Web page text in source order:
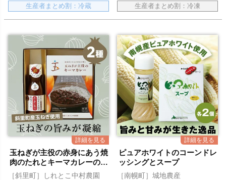
生産者まとめ割：冷蔵 生産者まとめ割：冷凍
玉ねぎが主役の赤身にあう焼
肉のたれとキーマカレーのセ
ット
［斜里町］しれとこ中村農園
ピュアホワイトのコーンドレ
ッシングとスープ
［南幌町］城地農産